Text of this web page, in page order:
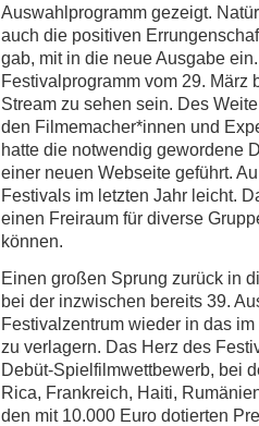
Auswahlprogramm gezeigt.
auch die positiven
gab, mit in die neue Ausgabe
Festivalprogramm vom 29. März
Stream zu sehen sein. Des
den Filmemacher*innen und
hatte die notwendig gewordene
einer neuen Webseite geführt.
Festivals im letzten Jahr leicht.
einen Freiraum für diverse
können.
Einen großen Sprung zurück in
bei der inzwischen bereits 39.
Festivalzentrum wieder in das
zu verlagern. Das Herz des
Debüt-Spielfilmwettbewerb, bei
Rica, Frankreich, Haiti,
den mit 10.000 Euro dotierten